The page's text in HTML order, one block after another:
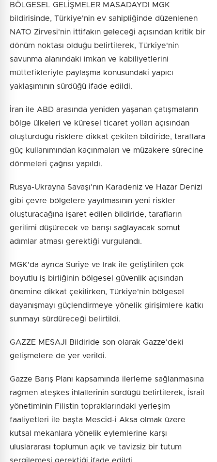
BÖLGESEL GELİŞMELER MASADAYDI MGK
bildirisinde, Türkiye'nin ev sahipliğinde düzenlenen
NATO Zirvesi'nin ittifakın geleceği açısından kritik bir
dönüm noktası olduğu belirtilerek, Türkiye'nin
savunma alanındaki imkan ve kabiliyetlerini
müttefikleriyle paylaşma konusundaki yapıcı
yaklaşımının sürdüğü ifade edildi.
İran ile ABD arasında yeniden yaşanan çatışmaların
bölge ülkeleri ve küresel ticaret yolları açısından
oluşturduğu risklere dikkat çekilen bildiride, taraflara
güç kullanımından kaçınmaları ve müzakere sürecine
dönmeleri çağrısı yapıldı.
Rusya-Ukrayna Savaşı'nın Karadeniz ve Hazar Denizi
gibi çevre bölgelere yayılmasının yeni riskler
oluşturacağına işaret edilen bildiride, tarafların
gerilimi düşürecek ve barışı sağlayacak somut
adımlar atması gerektiği vurgulandı.
MGK'da ayrıca Suriye ve Irak ile geliştirilen çok
boyutlu iş birliğinin bölgesel güvenlik açısından
önemine dikkat çekilirken, Türkiye'nin bölgesel
dayanışmayı güçlendirmeye yönelik girişimlere katkı
sunmayı sürdüreceği belirtildi.
GAZZE MESAJI Bildiride son olarak Gazze'deki
gelişmelere de yer verildi.
Gazze Barış Planı kapsamında ilerleme sağlanmasına
rağmen ateşkes ihlallerinin sürdüğü belirtilerek, İsrail
yönetiminin Filistin topraklarındaki yerleşim
faaliyetleri ile başta Mescid-i Aksa olmak üzere
kutsal mekanlara yönelik eylemlerine karşı
uluslararası toplumun açık ve tavizsiz bir tutum